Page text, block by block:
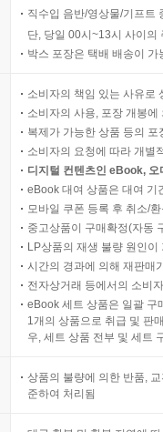
직수입 음반/영상물/기프트
단, 당일 00시~13시 사이의
박스 포장은 택배 배송이
소비자의 책임 있는 사유로
소비자의 사용, 포장 개봉
복제가 가능한 상품 등의
소비자의 요청에 따라 개별
디지털 컨텐츠인 eBook,
eBook 대여 상품은 대여 기
모바일 쿠폰 등록 후 취소/
중고상품이 구매확정(자동
LP상품의 재생 불량 원인
시간의 경과에 의해 재판매
전자상거래 등에서의 소비
eBook 세트 상품은 일괄 구
1개의 상품으로 취급 및 판
우, 세트 상품 전부 및 세트
상품의 불량에 의한 반품,
준하여 처리됨